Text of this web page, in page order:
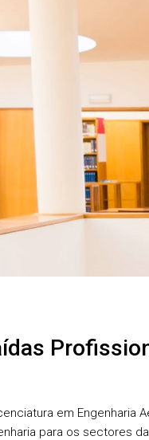
em Engenharia
para os sectores